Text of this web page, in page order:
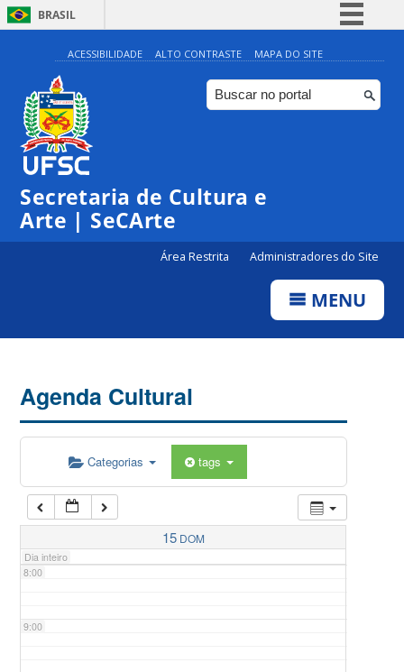
BRASIL
Simplifique!
Comunica BR
Participe
ACESSIBILIDADE ALTO CONTRASTE MAPA DO SITE
Secretaria de Cultura e
Arte | SeCArte
Área Restrita Administradores do Site
MENU
Agenda Cultural
Categorias tags
15 DOM
Dia inteiro
0:00
1:00
5:00
7:00
8:00
9:00